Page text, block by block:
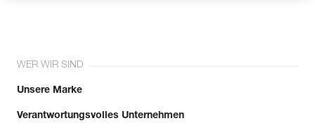
WER WIR SIND
Unsere Marke
Verantwortungsvolles Unternehmen